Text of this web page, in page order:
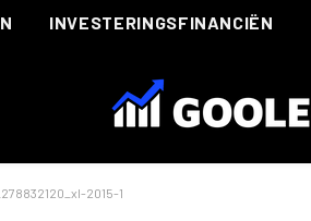
INVESTERINGSFINANCIËN
2015-1